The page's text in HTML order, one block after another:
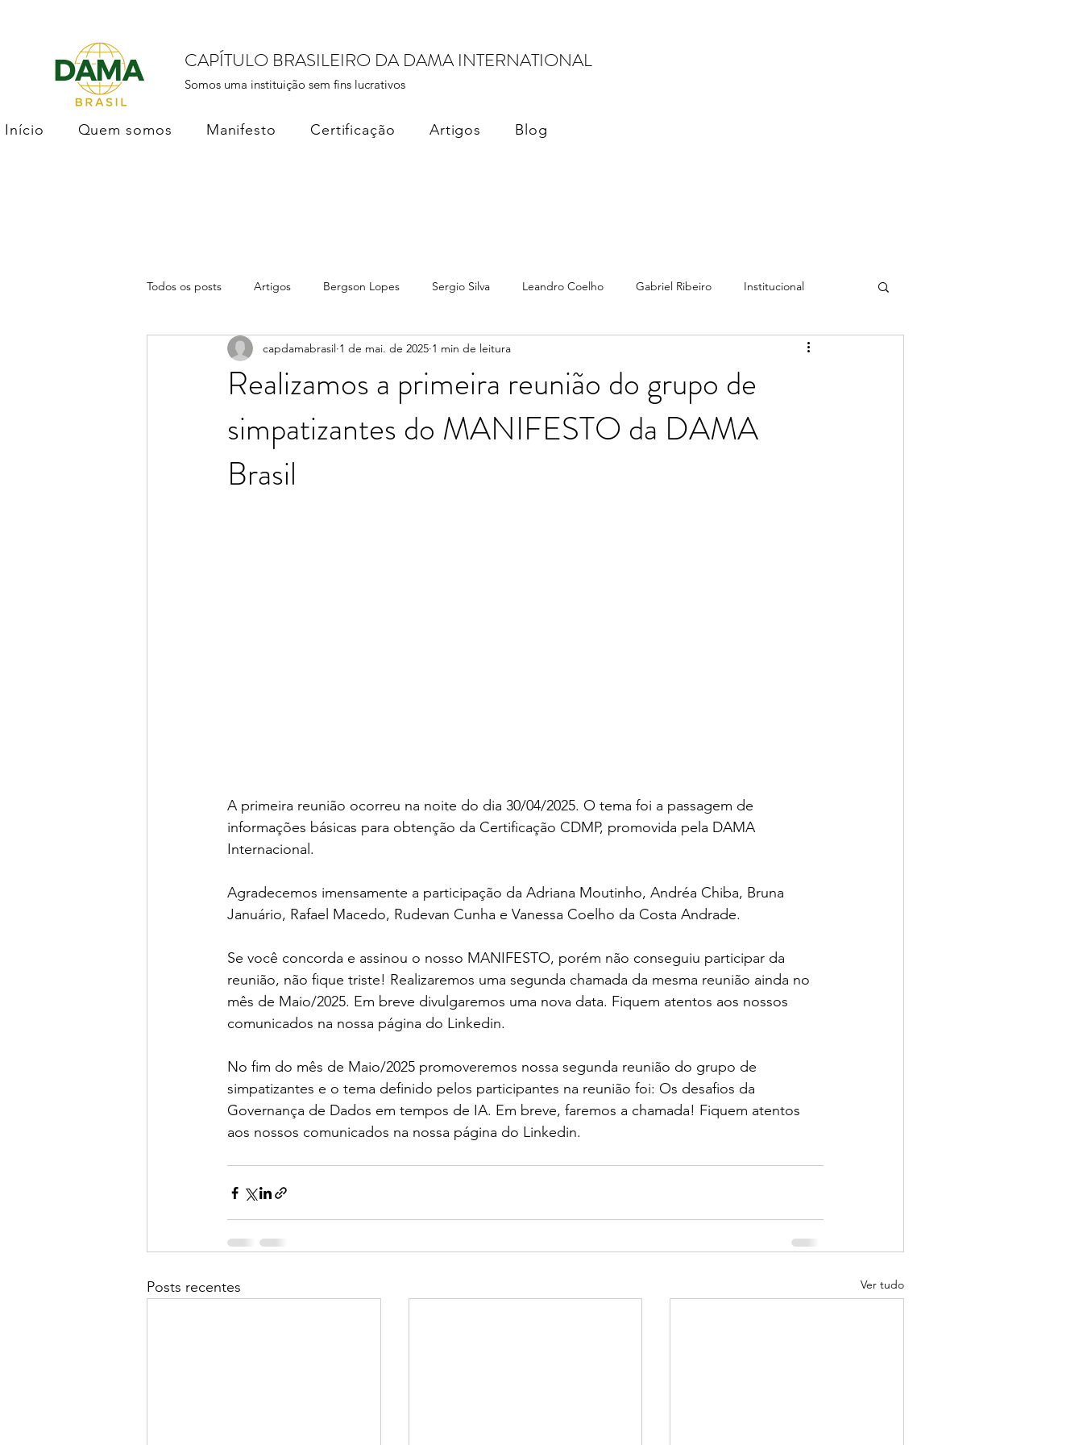
CAPÍTULO BRASILEIRO DA DAMA INTERNATIONAL
Somos uma instituição sem fins lucrativos
Início Quem somos Manifesto Certificação Artigos Blog
Todos os posts Artigos Bergson Lopes Sergio Silva Leandro Coelho Gabriel Ribeiro Institucional
DAMA Brasil Soberania dos Dados Monetização de Dados Luís Rudí
Consuelo Rodrigues Adriana Moutinho
Realizamos a primeira reunião do grupo de
simpatizantes do MANIFESTO da DAMA
Brasil
capdamabrasil 1 de mai. de 2025 1 min de leitura
A primeira reunião ocorreu na noite do dia 30/04/2025. O tema foi a passagem de
informações básicas para obtenção da Certificação CDMP, promovida pela DAMA
Internacional.
Agradecemos imensamente a participação da Adriana Moutinho, Andréa Chiba, Bruna
Januário, Rafael Macedo, Rudevan Cunha e Vanessa Coelho da Costa Andrade.
Se você concorda e assinou o nosso MANIFESTO, porém não conseguiu participar da
reunião, não fique triste! Realizaremos uma segunda chamada da mesma reunião ainda no
mês de Maio/2025. Em breve divulgaremos uma nova data. Fiquem atentos aos nossos
comunicados na nossa página do Linkedin.
No fim do mês de Maio/2025 promoveremos nossa segunda reunião do grupo de
simpatizantes e o tema definido pelos participantes na reunião foi: Os desafios da
Governança de Dados em tempos de IA. Em breve, faremos a chamada! Fiquem atentos
aos nossos comunicados na nossa página do Linkedin.
Posts recentes Ver tudo